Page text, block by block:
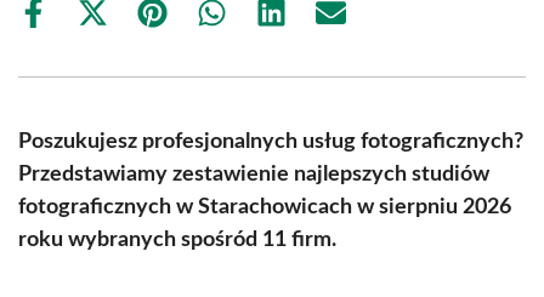
Share
Share
(Twitter)
Share Share Share Share
Poszukujesz profesjonalnych usług fotograficznych?
Przedstawiamy zestawienie najlepszych studiów
fotograficznych w Starachowicach w sierpniu 2026
roku wybranych spośród 11 firm.